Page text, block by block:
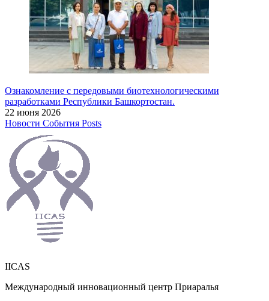
Ознакомление с передовыми биотехнологическими
разработками Республики Башкортостан.
22 июня 2026
Новости События Posts
IICAS
Международный инновационный центр Приаралья